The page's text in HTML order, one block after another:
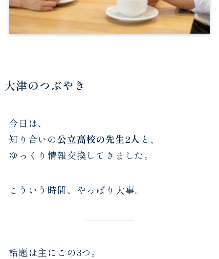
大津のつぶやき
今日は、
知り合いの公立高校の先生2人 と、
ゆっくり情報交換してきました。
こういう時間、やっぱり大事。
話題は主にこの3つ。